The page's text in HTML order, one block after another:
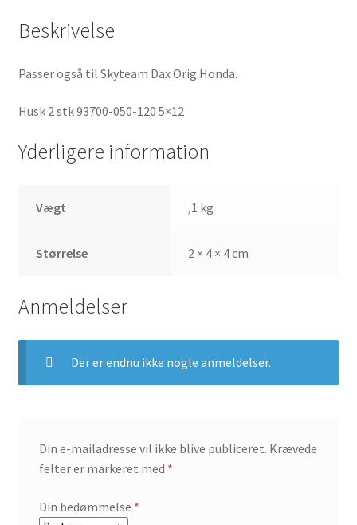
Beskrivelse
Passer også til Skyteam Dax Orig Honda.
Husk 2 stk 93700-050-120 5×12
Yderligere information
Vægt ,1 kg
Størrelse 2 × 4 × 4 cm
Anmeldelser
Der er endnu ikke nogle anmeldelser.
Din e-mailadresse vil ikke blive publiceret. Krævede
felter er markeret med *
Din bedømmelse *